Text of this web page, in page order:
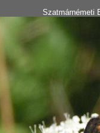
Szatmárnémeti